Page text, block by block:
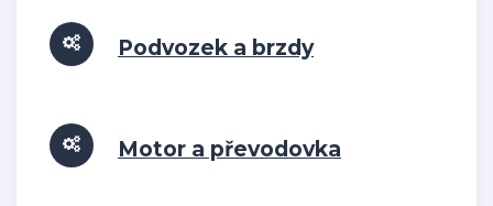
Podvozek a brzdy
Motor a převodovka